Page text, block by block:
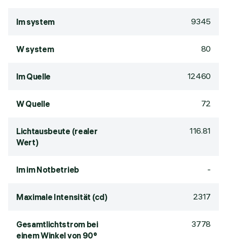
lm system 9345
W system 80
lm Quelle 12460
W Quelle 72
Lichtausbeute (realer
Wert)
116.81
lm im Notbetrieb -
Maximale Intensität (cd) 2317
Gesamtlichtstrom bei
einem Winkel von 90°
3778